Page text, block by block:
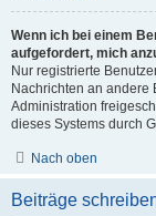
Wenn ich bei einem
aufgefordert, mich
Nur registrierte
Nachrichten an andere
Administration
dieses Systems durch
Nach oben
Beiträge